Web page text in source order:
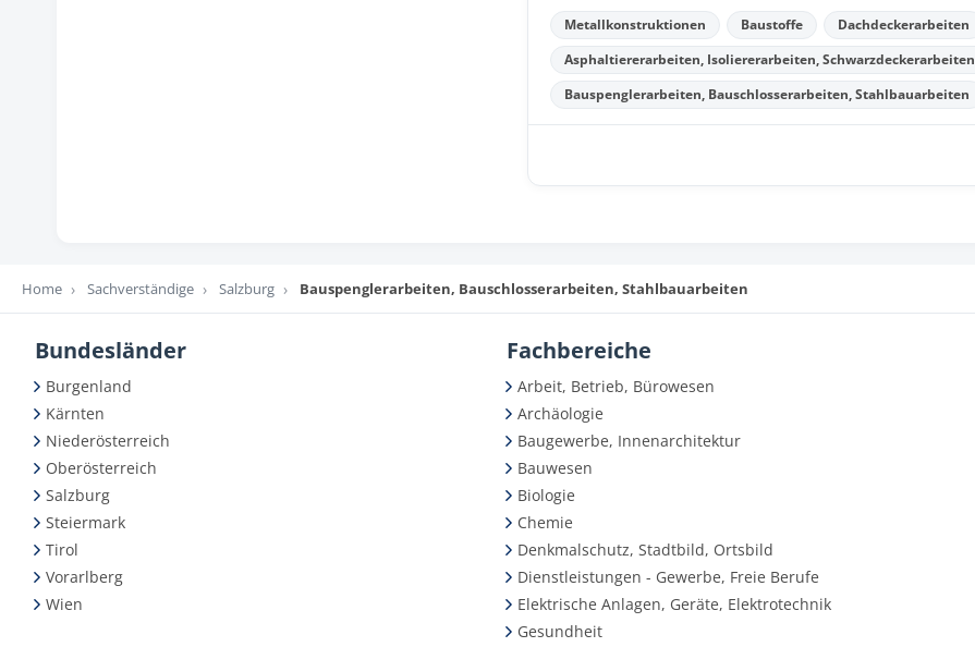
Metallkonstruktionen Baustoffe
Dachdeckerarbeiten
Asphaltiererarbeiten, Isoliererarbeiten, Schwarzdeckerarbeiten
Bauspenglerarbeiten, Bauschlosserarbeiten, Stahlbauarbeiten
Home Sachverständige Salzburg Bauspenglerarbeiten, Bauschlosserarbeiten, Stahlbauarbeiten
Bundesländer
Burgenland
Kärnten
Niederösterreich
Oberösterreich
Salzburg
Steiermark
Tirol
Vorarlberg
Wien
Fachbereiche
Arbeit, Betrieb, Bürowesen
Archäologie
Baugewerbe, Innenarchitektur
Bauwesen
Biologie
Chemie
Denkmalschutz, Stadtbild, Ortsbild
Dienstleistungen - Gewerbe, Freie Berufe
Elektrische Anlagen, Geräte, Elektrotechnik
Gesundheit